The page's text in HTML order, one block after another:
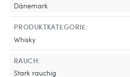
Dänemark
PRODUKTKATEGORIE:
Whisky
RAUCH:
Stark rauchig